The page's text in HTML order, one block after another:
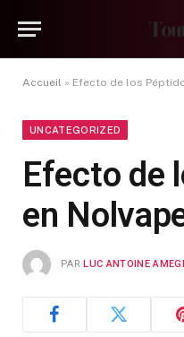
Accueil » Efecto de los
UNCATEGORIZED
Efecto de
en
PAR LUC ANTOINE